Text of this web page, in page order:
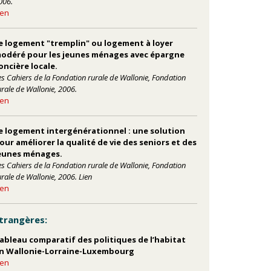
logement "tremplin" ou logement à loyer
pour les jeunes ménages avec épargne
locale.
Cahiers de la Fondation rurale de Wallonie, Fondation
de Wallonie, 2006.
logement intergénérationnel : une solution
améliorer la qualité de vie des seniors et des
ménages.
Cahiers de la Fondation rurale de Wallonie, Fondation
de Wallonie, 2006. Lien
comparatif des politiques de l’habitat
Wallonie-Lorraine-Luxembourg